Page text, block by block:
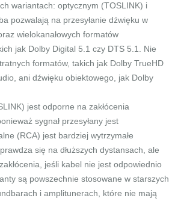
wariantach: optycznym (TOSLINK) i
pozwalają na przesyłanie dźwięku w
wielokanałowych formatów
jak Dolby Digital 5.1 czy DTS 5.1. Nie
formatów, takich jak Dolby TrueHD
ani dźwięku obiektowego, jak Dolby
jest odporne na zakłócenia
sygnał przesyłany jest
(RCA) jest bardziej wytrzymałe
się na dłuższych dystansach, ale
jeśli kabel nie jest odpowiednio
są powszechnie stosowane w starszych
i amplitunerach, które nie mają